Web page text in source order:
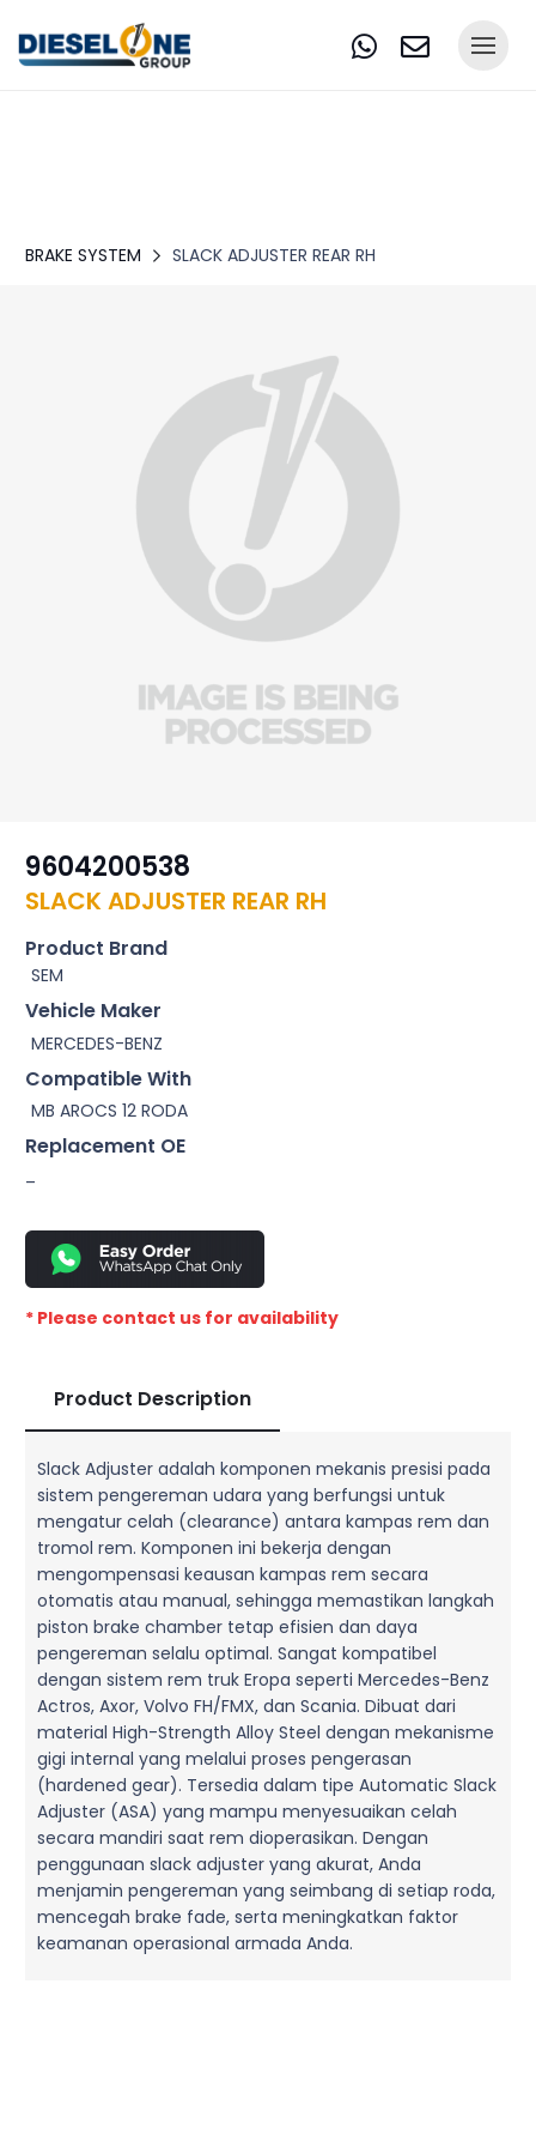
BRAKE SYSTEM SLACK ADJUSTER REAR RH
9604200538
SLACK ADJUSTER REAR RH
Product Brand
SEM
Vehicle Maker
MERCEDES-BENZ
Compatible With
MB AROCS 12 RODA
Replacement OE
–
* Please contact us for availability
Product Description
Slack Adjuster adalah komponen mekanis presisi pada
sistem pengereman udara yang berfungsi untuk
mengatur celah (clearance) antara kampas rem dan
tromol rem. Komponen ini bekerja dengan
mengompensasi keausan kampas rem secara
otomatis atau manual, sehingga memastikan langkah
piston brake chamber tetap efisien dan daya
pengereman selalu optimal. Sangat kompatibel
dengan sistem rem truk Eropa seperti Mercedes-Benz
Actros, Axor, Volvo FH/FMX, dan Scania. Dibuat dari
material High-Strength Alloy Steel dengan mekanisme
gigi internal yang melalui proses pengerasan
(hardened gear). Tersedia dalam tipe Automatic Slack
Adjuster (ASA) yang mampu menyesuaikan celah
secara mandiri saat rem dioperasikan. Dengan
penggunaan slack adjuster yang akurat, Anda
menjamin pengereman yang seimbang di setiap roda,
mencegah brake fade, serta meningkatkan faktor
keamanan operasional armada Anda.